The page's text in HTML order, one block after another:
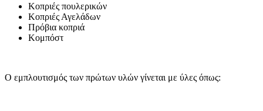
Κοπριές πουλερικών
Κοπριές Αγελάδων
Πρόβια κοπριά
Κομπόστ
Ο εμπλουτισμός των πρώτων υλών γίνεται με ύλες όπως: